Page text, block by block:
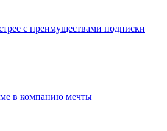
с преимуществами подписки
в компанию мечты